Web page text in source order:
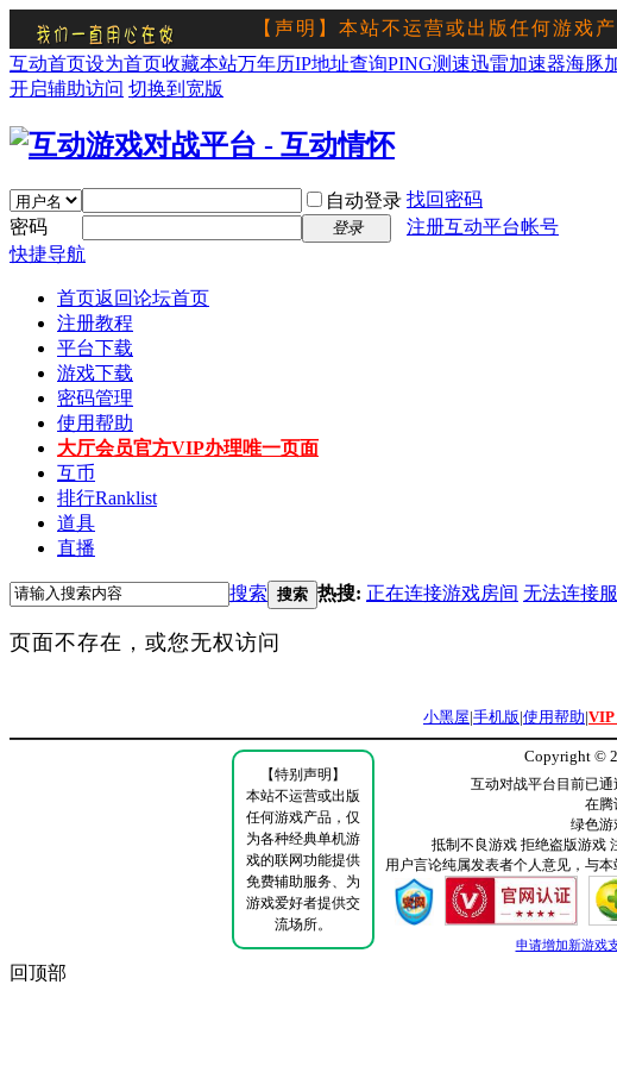
【声明】本站不运营或出版任何游戏
流星 罗马 帝
互动首页设为首页收藏本站万年历IP地址查询PING测速迅雷加速器海豚
开启辅助访问 切换到宽版
自动登录 找回密码
密码
登录
注册互动平台帐号
快捷导航
首页返回论坛首页
注册教程
平台下载
游戏下载
密码管理
使用帮助
大厅会员官方VIP办理唯一页面
互币
排行Ranklist
道具
直播
搜索 搜索 热搜: 正在连接游戏房间 无法连接
页面不存在，或您无权访问
小黑屋|手机版|使用帮助|VIP
Copyright ©
【特别声明】
本站不运营或出版
任何游戏产品，仅
为各种经典单机游
戏的联网功能提供
免费辅助服务、为
游戏爱好者提供交
流场所。
互动对战平台目前已通
在腾
绿色游
抵制不良游戏 拒绝盗版游戏
用户言论纯属发表者个人意见，与
申请增加新游戏
回顶部